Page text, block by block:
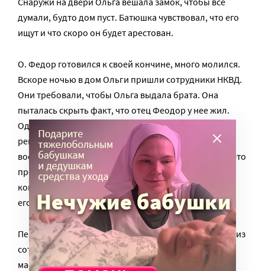
думали, будто дом пуст. Батюшка чувствовал, что его
ищут и что скоро он будет арестован.
О. Федор готовился к своей кончине, много молился.
Вскоре ночью в дом Ольги пришли сотрудники НКВД.
Они требовали, чтобы Ольга выдала брата. Она
пыталась скрыть факт, что отец Феодор у нее жил.
Один из сотрудников направил в ее сторону
револьвер и стал громко кричать: «Знаешь, как по
военному времени ответишь за укрывательство?!» Это
происходило в июле 1941 года. Но тут один из
конвоиров нашел о. Федора, молившегося у себя, и
его начали допрашивать.
Перед отъездом священник облачился, на что один из
сотрудников НКВД язвительно заметил: «Это что за
маскарад?!» В ответ отец Феодор сказал, что в